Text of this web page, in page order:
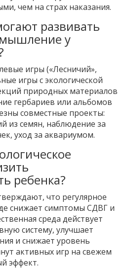
чем на страх наказания.
развивать
мышление у
игры («Лесничий»,
игры с экологической
природных материалов
гербариев или альбомов
совместные проекты:
из семян, наблюдение за
уход за аквариумом.
ребенка?
что регулярное
снижает симптомы СДВГ и
среда действует
систему, улучшает
и снижает уровень
активных игр на свежем
эффект.